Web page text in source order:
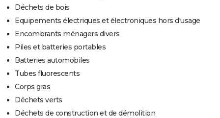
Déchets de bois
Equipements électriques et électroniques hors d'usage
Encombrants ménagers divers
Piles et batteries portables
Batteries automobiles
Tubes fluorescents
Corps gras
Déchets verts
Déchets de construction et de démolition